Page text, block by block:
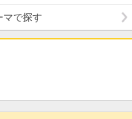
マで探す